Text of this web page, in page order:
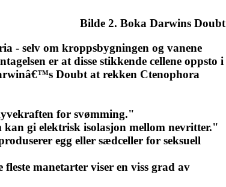
Bilde 2. Boka Darwins Doubt
- selv om kroppsbygningen og vanene
er at disse stikkende cellene oppsto i
Doubt at rekken Ctenophora
for svømming."
gi elektrisk isolasjon mellom nevritter."
egg eller sædceller for seksuell
manetarter viser en viss grad av